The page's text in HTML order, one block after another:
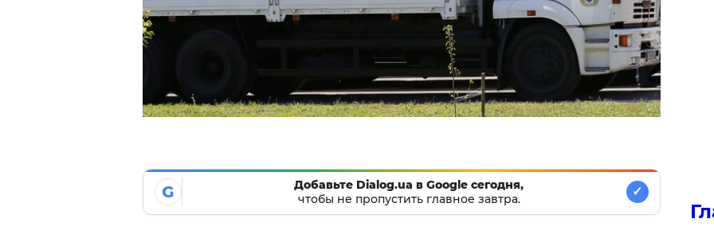
G
Добавьте Dialog.ua в Google сегодня,
чтобы не пропустить главное завтра.
✓